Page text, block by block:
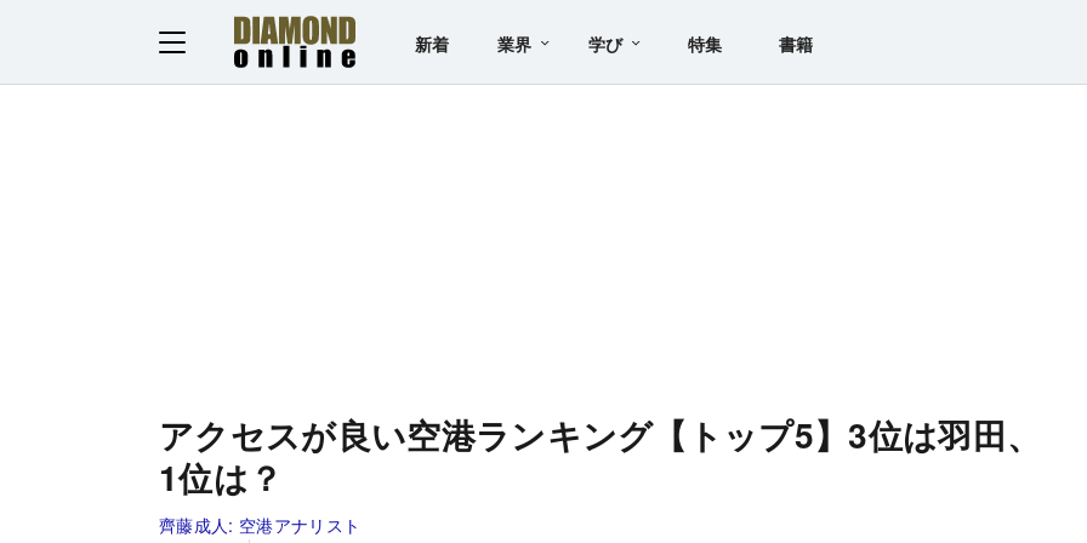
新着 業界 学び 特集 書籍
アクセスが良い空港ランキング【トップ5】3位は羽田、
1位は？
齊藤成人: 空港アナリスト